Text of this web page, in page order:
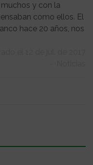
y con la
como ellos. El
hace 20 años, nos